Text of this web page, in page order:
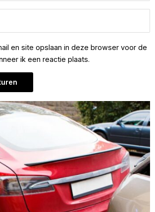
en site opslaan in deze browser voor de
ik een reactie plaats.